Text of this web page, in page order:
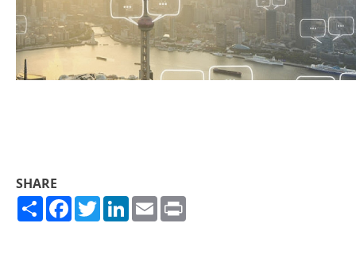
SHARE
ShareFacebook
TwitterLinkedIn
Email